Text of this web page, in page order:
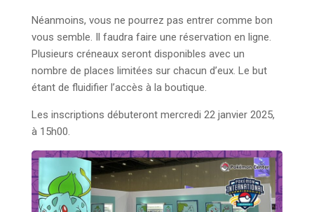
Néanmoins, vous ne pourrez pas entrer comme bon
vous semble. Il faudra faire une réservation en ligne.
Plusieurs créneaux seront disponibles avec un
nombre de places limitées sur chacun d’eux. Le but
étant de fluidifier l’accès à la boutique.
Les inscriptions débuteront mercredi 22 janvier 2025,
à 15h00.